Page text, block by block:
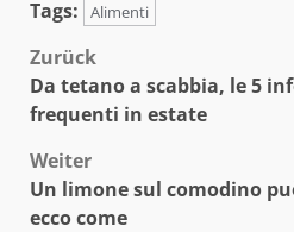
Tags: Alimenti
Zurück
Da tetano a scabbia, le 5
frequenti in estate
Weiter
Un limone sul comodino
ecco come